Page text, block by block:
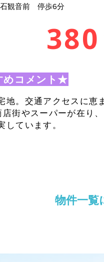
観音前 停歩6分
380
コメント★
地。交通アクセスに恵
街やスーパーが在り
しています。
物件一覧